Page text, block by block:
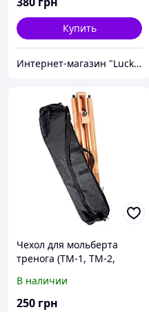
Купить
Интернет-магазин "Lucky-MD"
Чехол для мольберта
тренога (ТМ-1, ТМ-2,
В наличии
250 грн